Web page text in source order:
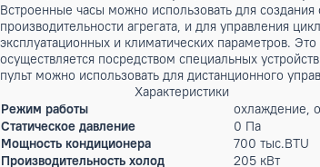
радиаторами, а также предложить источник
системы до 1000 кВт для установок средней
горячей воды для бытовых нужд. </p>
логикой для подготовки горячей воды
Контроллер обеспечивает управление
нужд. Управление температурами
зависимости от потребностей на объекте.
анализа работы устройства. Для систем,
быть выделена на подготовку воды для